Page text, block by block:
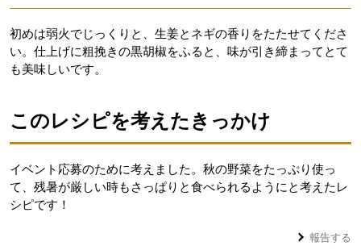
初めは弱火でじっくりと、生姜とネギの香りをたたせてくださ
い。仕上げに粗挽きの黒胡椒をふると、味が引き締まってとて
も美味しいです。
このレシピを考えたきっかけ
イベント応募のために考えました。秋の野菜をたっぷり使っ
て、残暑が厳しい時もさっぱりと食べられるようにと考えたレ
シピです！
報告する